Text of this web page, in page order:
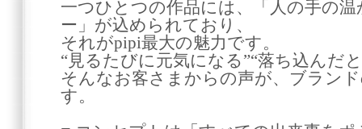
一つひとつの作品には、「人の手の
ー」が込められており、
それがpipi最大の魅力です。
“見るたびに元気になる”“落ち込んだ
そんなお客さまからの声が、ブラン
す。